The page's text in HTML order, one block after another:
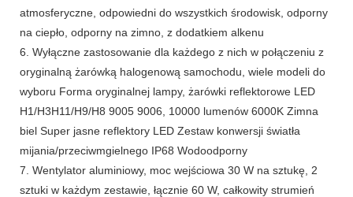
atmosferyczne, odpowiedni do wszystkich środowisk, odporny
na ciepło, odporny na zimno, z dodatkiem alkenu
6. Wyłączne zastosowanie dla każdego z nich w połączeniu z
oryginalną żarówką halogenową samochodu, wiele modeli do
wyboru Forma oryginalnej lampy, żarówki reflektorowe LED
H1/H3H11/H9/H8 9005 9006, 10000 lumenów 6000K Zimna
biel Super jasne reflektory LED Zestaw konwersji światła
mijania/przeciwmgielnego IP68 Wodoodporny
7. Wentylator aluminiowy, moc wejściowa 30 W na sztukę, 2
sztuki w każdym zestawie, łącznie 60 W, całkowity strumień